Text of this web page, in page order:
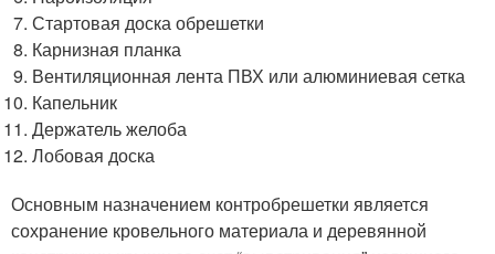
Стартовая доска обрешетки
Карнизная планка
Вентиляционная лента ПВХ или алюминиевая сетка
Капельник
Держатель желоба
Лобовая доска
Основным назначением контробрешетки является
сохранение кровельного материала и деревянной